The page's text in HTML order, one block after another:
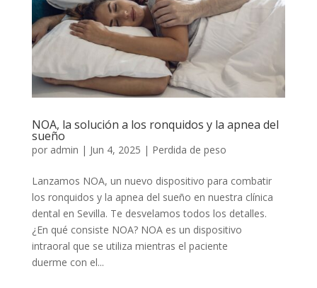
NOA, la solución a los ronquidos y la apnea del
sueño
por admin | Jun 4, 2025 | Perdida de peso
Lanzamos NOA, un nuevo dispositivo para combatir
los ronquidos y la apnea del sueño en nuestra clínica
dental en Sevilla. Te desvelamos todos los detalles.
¿En qué consiste NOA? NOA es un dispositivo
intraoral que se utiliza mientras el paciente
duerme con el...